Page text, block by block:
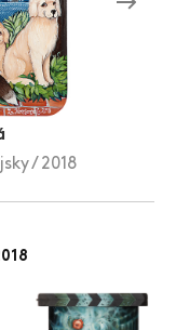
/ 2018